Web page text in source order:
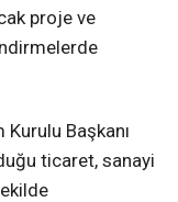
proje ve
Başkanı
ticaret, sanayi